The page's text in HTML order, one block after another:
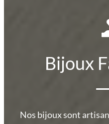
Bijoux
Nos bijoux sont